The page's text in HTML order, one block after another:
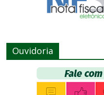
Ouvidoria